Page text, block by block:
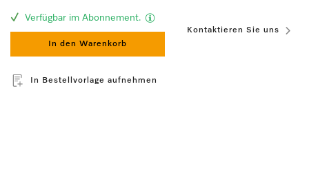
Verfügbar im Abonnement.
In den Warenkorb
Kontaktieren Sie uns
In Bestellvorlage aufnehmen